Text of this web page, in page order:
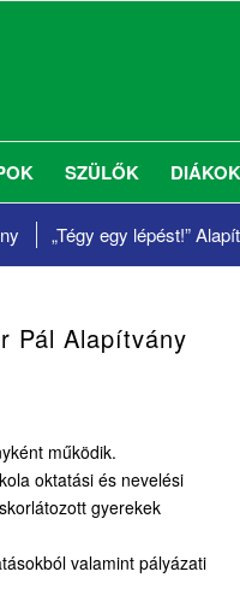
SZÜLŐK DIÁKOK
„Tégy egy lépést!”
Pál Alapítvány
működik.
oktatási és nevelési
gyerekek
valamint pályázati